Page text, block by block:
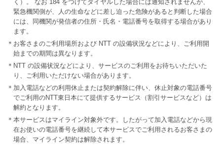
く）。 なお 184 をつけてダイヤルした場合には通知されませんが、
緊急機関側が、人の生命などに差し迫った危険があると判断した場合
には、同機関が発信者の住所・氏名・電話番号を取得する場合があり
ます。
＊お客さまのご利用場所および NTT の設備状況などにより、ご利用開
始までの期間は異なります。
＊NTT の設備状況などにより、サービスのご利用をお待ちいただいた
り、ご利用いただけない場合があります。
＊加入電話などの利用休止または契約解除に伴い、休止対象の電話番号
でご利用のNTT東日本にて提供するサービス（割引サービスなど）は
解約となります。
＊本サービスはマイライン対象外です。したがって加入電話などから現
在お使いの電話番号を継続して本サービスでご利用されるお客さまの
場合、マイライン契約は解除されます。